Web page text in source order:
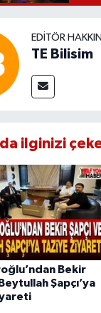
EDITÖR
TE Bilisim
ilginizi
Bekir
Şapçı’ya